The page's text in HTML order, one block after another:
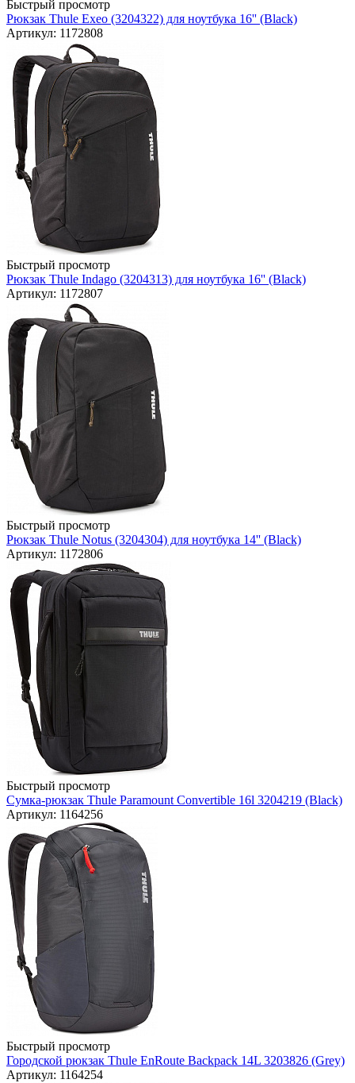
Быстрый просмотр
Рюкзак Thule Exeo (3204322) для ноутбука 16'' (Black)
Артикул: 1172808
Быстрый просмотр
Рюкзак Thule Indago (3204313) для ноутбука 16'' (Black)
Артикул: 1172807
Быстрый просмотр
Рюкзак Thule Notus (3204304) для ноутбука 14'' (Black)
Артикул: 1172806
Быстрый просмотр
Сумка-рюкзак Thule Paramount Convertible 16l 3204219 (Black)
Артикул: 1164256
Быстрый просмотр
Городской рюкзак Thule EnRoute Backpack 14L 3203826 (Grey)
Артикул: 1164254